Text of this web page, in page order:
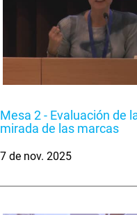
Mesa 2 - Evaluación de
mirada de las marcas
7 de nov. 2025